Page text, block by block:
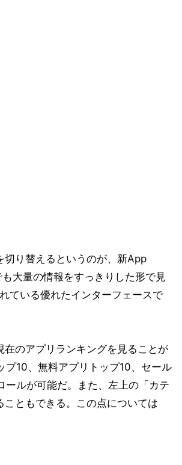
切り替えるというのが、新App
大量の情報をすっきりした形で見
ている優れたインターフェースで
のアプリランキングを見ることが
10、無料アプリトップ10、セール
ルが可能だ。また、左上の「カテ
ともできる。この点については